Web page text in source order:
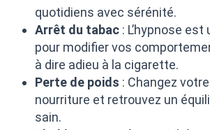
quotidiens avec sérénité.
Arrêt du tabac : L’hypnose
pour modifier vos
à dire adieu à la cigarette.
Perte de poids : Changez
nourriture et retrouvez un
sain.